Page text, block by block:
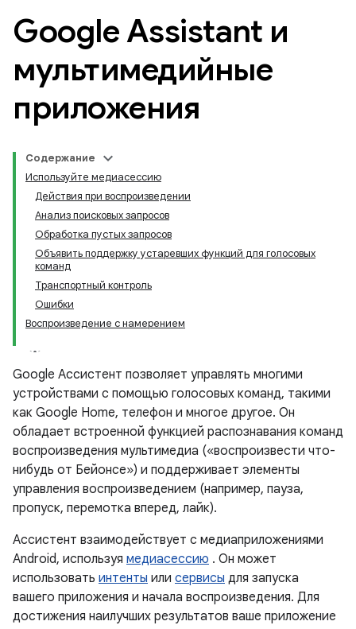
Google Assistant и
мультимедийные
приложения
Содержание
Используйте медиасессию
Действия при воспроизведении
Анализ поисковых запросов
Обработка пустых запросов
Объявить поддержку устаревших функций для голосовых
команд
Транспортный контроль
Ошибки
Воспроизведение с намерением
Google Ассистент позволяет управлять многими
устройствами с помощью голосовых команд, такими
как Google Home, телефон и многое другое. Он
обладает встроенной функцией распознавания команд
воспроизведения мультимедиа («воспроизвести что-
нибудь от Бейонсе») и поддерживает элементы
управления воспроизведением (например, пауза,
пропуск, перемотка вперед, лайк).
Ассистент взаимодействует с медиаприложениями
Android, используя медиасессию . Он может
использовать интенты или сервисы для запуска
вашего приложения и начала воспроизведения. Для
достижения наилучших результатов ваше приложение